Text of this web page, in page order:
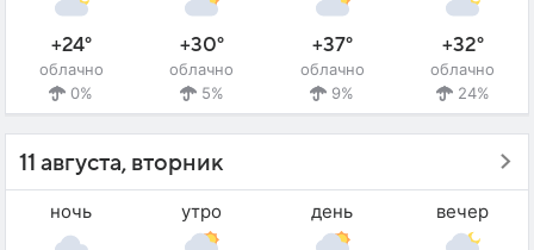
+24°
облачно
0%
+30°
облачно
5%
+37°
облачно
9%
+32°
облачно
24%
11 августа, вторник
ночь утро день вечер